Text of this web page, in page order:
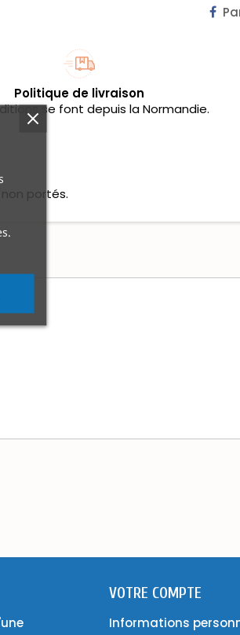
Politique de livraison
se font depuis la Normandie.
portés.
VOTRE COMPTE
Informations